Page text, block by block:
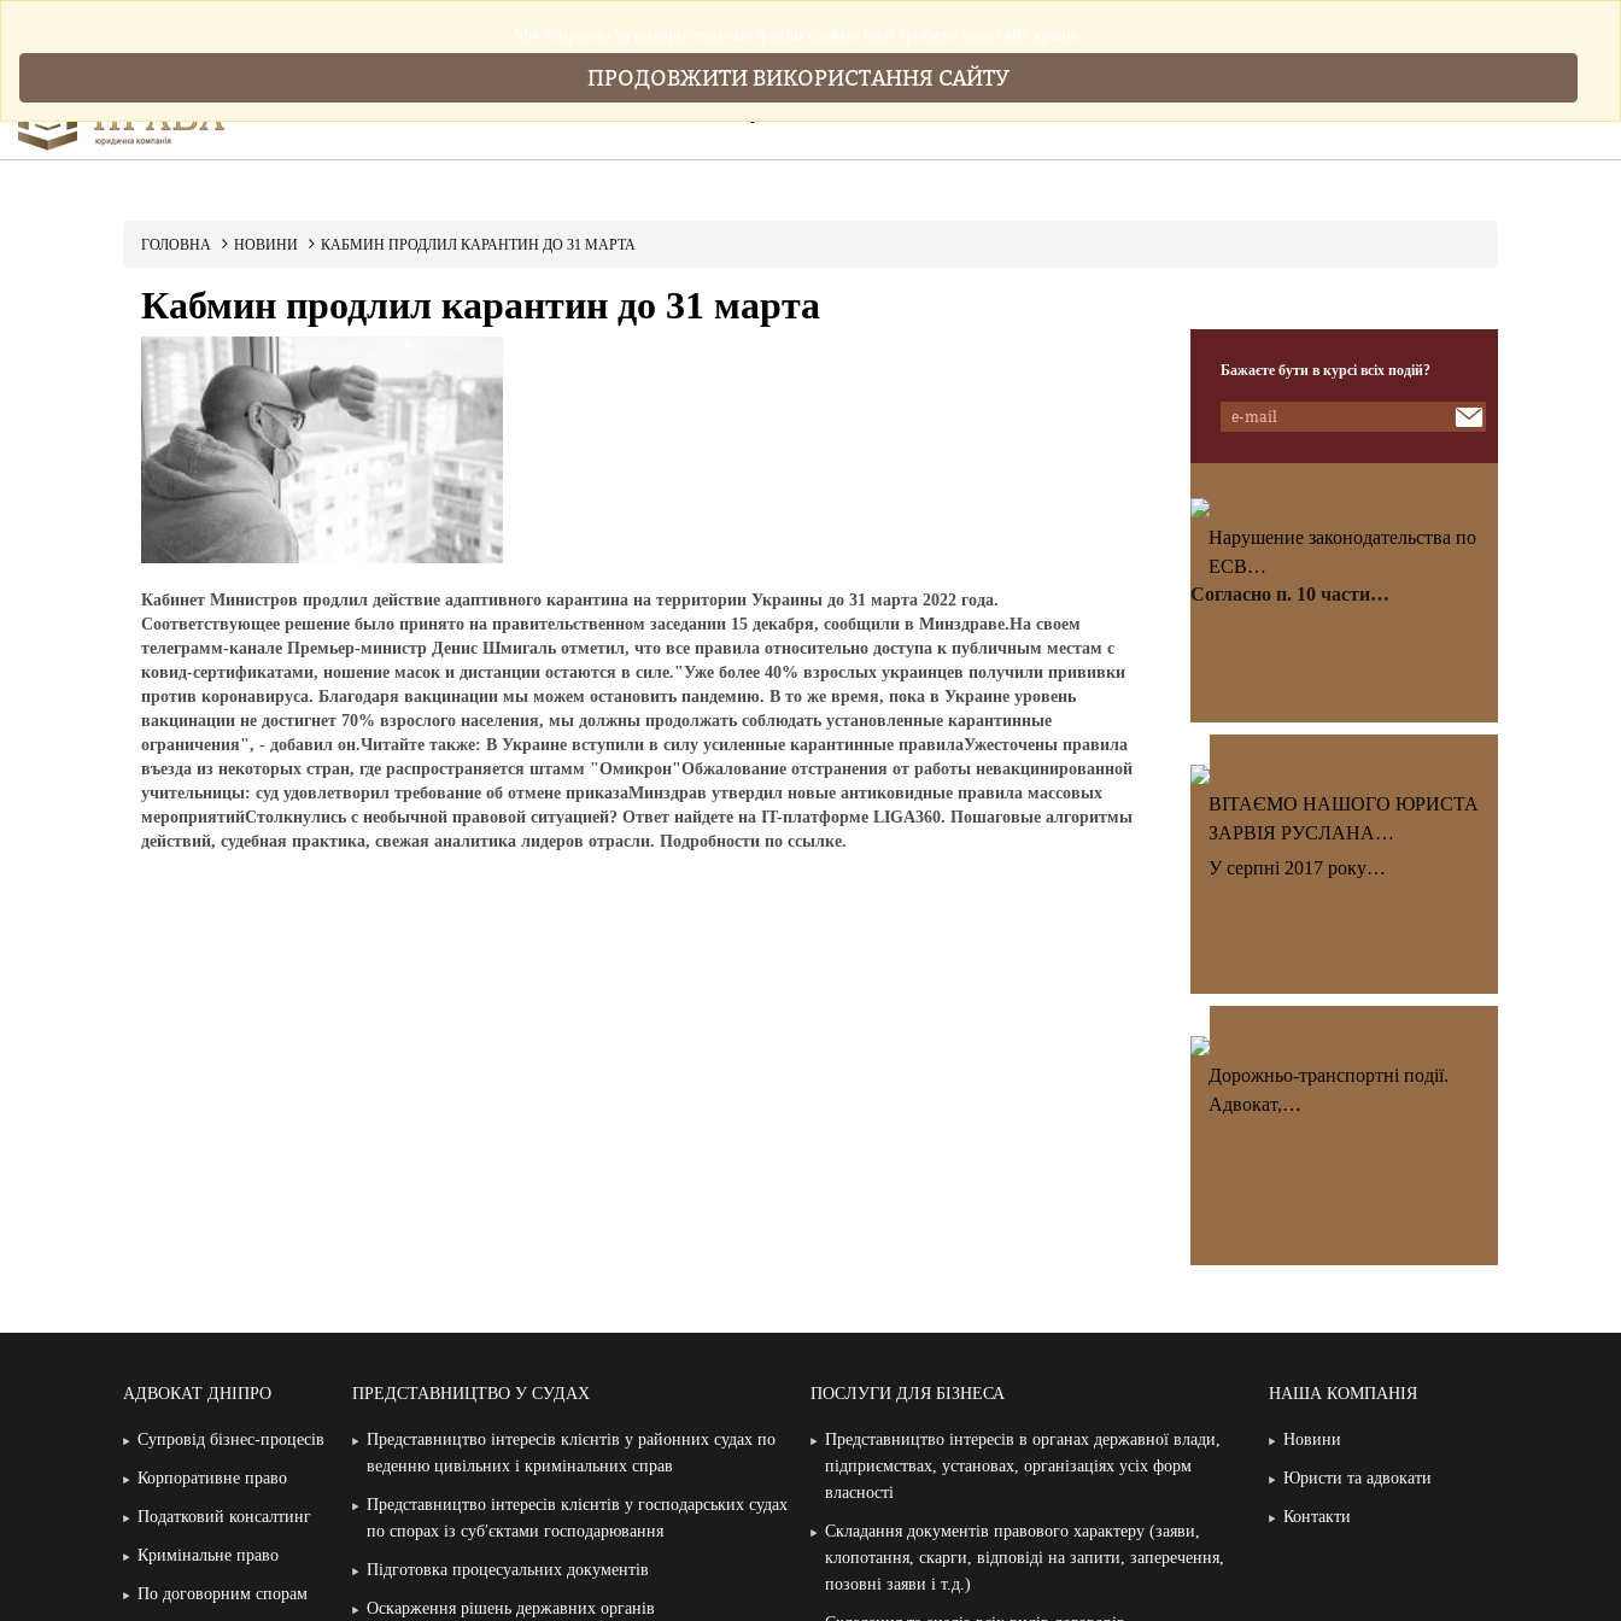
Головна Послуги Новини Cтатті Клієнти Наша Команда Контакти
ГОЛОВНА НОВИНИ КАБМИН ПРОДЛИЛ КАРАНТИН ДО 31 МАРТА
Кабмин продлил карантин до 31 марта
Кабинет Министров продлил действие адаптивного карантина на территории Украины до 31 марта 2022 года.
Соответствующее решение было принято на правительственном заседании 15 декабря, сообщили в Минздраве.На своем
телеграмм-канале Премьер-министр Денис Шмигаль отметил, что все правила относительно доступа к публичным местам с
ковид-сертификатами, ношение масок и дистанции остаются в силе."Уже более 40% взрослых украинцев получили прививки
против коронавируса. Благодаря вакцинации мы можем остановить пандемию. В то же время, пока в Украине уровень
вакцинации не достигнет 70% взрослого населения, мы должны продолжать соблюдать установленные карантинные
ограничения", - добавил он.Читайте также: В Украине вступили в силу усиленные карантинные правилаУжесточены правила
въезда из некоторых стран, где распространяется штамм "Омикрон"Обжалование отстранения от работы невакцинированной
учительницы: суд удовлетворил требование об отмене приказаМинздрав утвердил новые антиковидные правила массовых
мероприятийСтолкнулись с необычной правовой ситуацией? Ответ найдете на IT-платформе LIGA360. Пошаговые алгоритмы
действий, судебная практика, свежая аналитика лидеров отрасли. Подробности по ссылке.
Бажаєте бути в курсі всіх подій?
Нарушение законодательства по
ЕСВ…
Согласно п. 10 части…
ВІТАЄМО НАШОГО ЮРИСТА
ЗАРВІЯ РУСЛАНА…
У серпні 2017 року…
Дорожньо-транспортні події.
Адвокат,…
АДВОКАТ ДНІПРО
Супровід бізнес-процесів
Корпоративне право
Податковий консалтинг
Кримінальне право
По договорним спорам
ПРЕДСТАВНИЦТВО У СУДАХ
Представництво інтересів клієнтів у районних судах по
веденню цивільних і кримінальних справ
Представництво інтересів клієнтів у господарських судах
по спорах із суб′єктами господарювання
Підготовка процесуальних документів
Оскарження рішень державних органів
ПОСЛУГИ ДЛЯ БІЗНЕСА
Представництво інтересів в органах державної влади,
підприємствах, установах, організаціях усіх форм
власності
Складання документів правового характеру (заяви,
клопотання, скарги, відповіді на запити, заперечення,
позовні заяви і т.д.)
НАША КОМПАНІЯ
Новини
Юристи та адвокати
Контакти
Ми збираемо та використовуемо файли cookies щоб зробити наш сайт краще.
ПРОДОВЖИТИ ВИКОРИСТАННЯ САЙТУ